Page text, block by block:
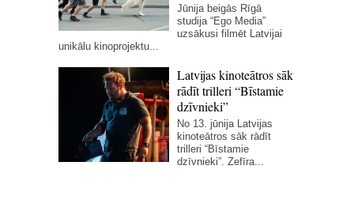
Jūnija beigās Rīgā
studija “Ego Media”
uzsākusi filmēt Latvijai
unikālu kinoprojektu...
Latvijas kinoteātros sāk
rādīt trilleri “Bīstamie
dzīvnieki”
No 13. jūnija Latvijas
kinoteātros sāk rādīt
trilleri “Bīstamie
dzīvnieki”. Zefīra...